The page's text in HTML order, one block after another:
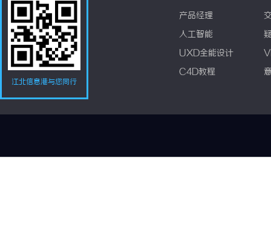
江北信息港与您同行
产品经理
人工智能
UXD全能设计
C4D教程